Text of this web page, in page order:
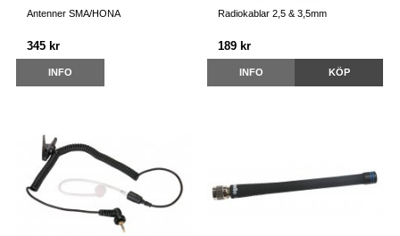
Antenner SMA/HONA
345 kr
INFO
Radiokablar 2,5 & 3,5mm
189 kr
INFO KÖP